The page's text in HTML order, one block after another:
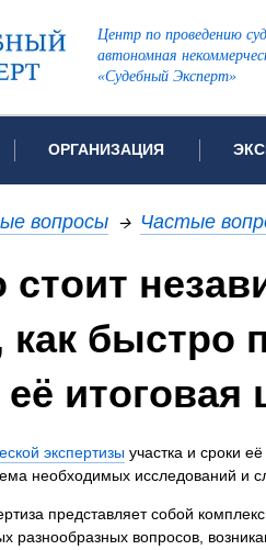
Центр по проведению
автономная
«Судебный Эксперт»
ОРГАНИЗАЦИЯ
Об организации
Рекомендации арбитражных
Для СМИ
Вакансии
Политика
Список всех видов
Видеотехническая
Инженерно-
Лингвистическая
Пожарно-
Психиатрическая
Рецензия на
вопросы → Частые
стоит
как быстро
итоговая
экспертизы участка и сроки
необходимых исследований и
представляет собой
разнообразных вопросов,